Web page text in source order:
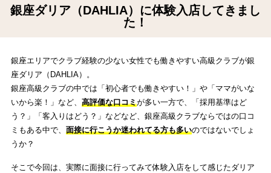
銀座ダリア（DAHLIA）に体験入店してきまし
た！
銀座エリアでクラブ経験の少ない女性でも働きやすい高級クラブが銀
座ダリア（DAHLIA）。
銀座高級クラブの中では「初心者でも働きやすい！」や「ママがいな
いから楽！」など、 高評価な口コミが多い一方で、「採用基準はど
う？」「客入りはどう？」などなど、銀座高級クラブならではの口コ
ミもある中で、 面接に行こうか迷われてる方も多いのではないでしょ
うか？
そこで今回は、実際に面接に行ってみて体験入店をして感じたダリア